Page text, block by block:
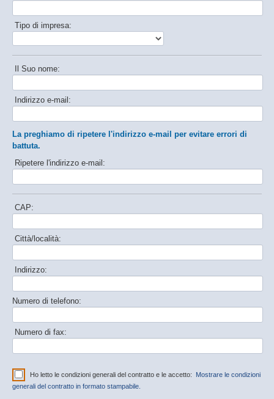
Tipo di impresa:
Il Suo nome:
Indirizzo e-mail:
La preghiamo di ripetere l'indirizzo e-mail per evitare errori di
battuta.
Ripetere l'indirizzo e-mail:
CAP:
Città/località:
Indirizzo:
Numero di telefono:
Numero di fax:
Ho letto le condizioni generali del contratto e le accetto: Mostrare le condizioni
generali del contratto in formato stampabile.